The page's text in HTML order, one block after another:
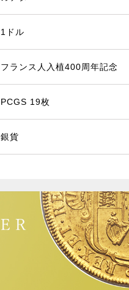
1ドル
フランス人入植400周年記念
PCGS 19枚
銀貨